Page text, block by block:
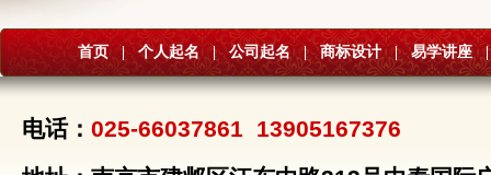
首页 | 个人起名 | 公司起名 | 商标设计 | 易学讲座 |
电话： 025-66037861 13905167376